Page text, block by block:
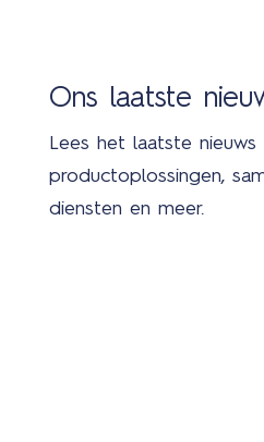
Ons laatste
Lees het laatste
productoplossingen,
diensten en meer.